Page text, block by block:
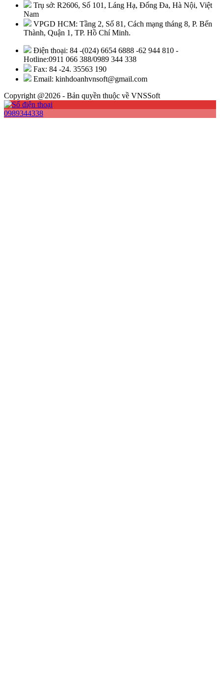
Trụ sở: R2606, Số 101, Láng Hạ, Đống Đa, Hà Nội, Việt
Nam
VPGD HCM: Tầng 2, Số 81, Cách mạng tháng 8, P. Bến
Thành, Quận 1, TP. Hồ Chí Minh.
Điện thoại: 84 -(024) 6654 6888 -62 944 810 -
Hotline:0911 066 388/0989 344 338
Fax: 84 -24. 35563 190
Email: kinhdoanhvnsoft@gmail.com
Copyright @2026 - Bản quyền thuộc về VNSSoft
0989344338